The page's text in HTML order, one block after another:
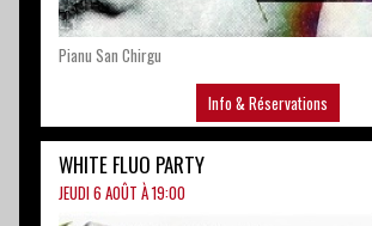
WHITE FLUO PARTY
JEUDI 6 AOÛT À 19:00